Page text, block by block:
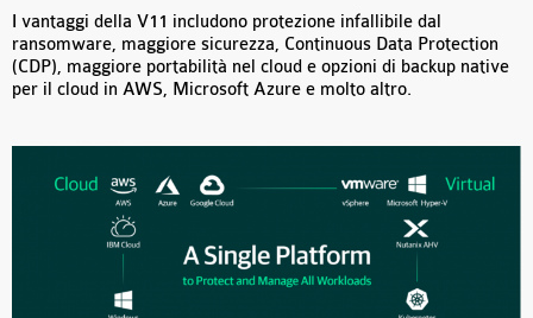
I vantaggi della V11 includono protezione infallibile dal
ransomware, maggiore sicurezza, Continuous Data Protection
(CDP), maggiore portabilità nel cloud e opzioni di backup native
per il cloud in AWS, Microsoft Azure e molto altro.